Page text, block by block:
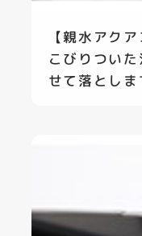
【親水アクア
こびりつい
せて落としま